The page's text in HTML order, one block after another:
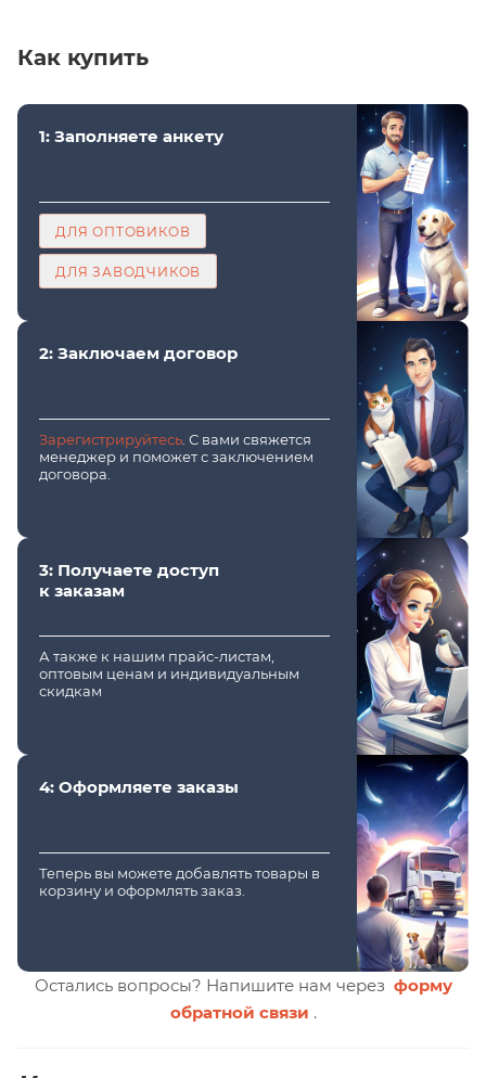
Как купить
1: Заполняете анкету
ДЛЯ ОПТОВИКОВ
ДЛЯ ЗАВОДЧИКОВ
2: Заключаем договор
Зарегистрируйтесь . С вами свяжется
менеджер и поможет с заключением
договора.
3: Получаете доступ
к заказам
А также к нашим прайс-листам,
оптовым ценам и индивидуальным
скидкам
4: Оформляете заказы
Теперь вы можете добавлять товары в
корзину и оформлять заказ.
Остались вопросы? Напишите нам через форму
обратной связи .